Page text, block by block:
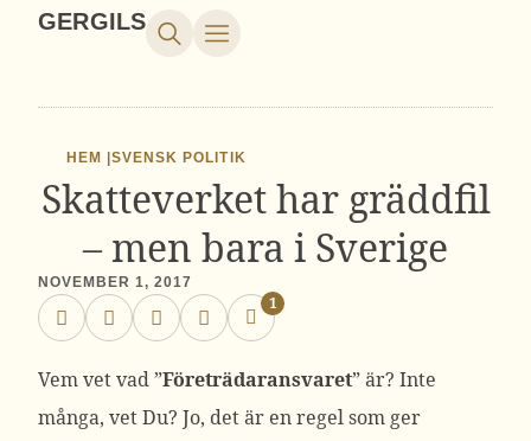
GERGILS
HEM |SVENSK POLITIK
Skatteverket har gräddfil
– men bara i Sverige
NOVEMBER 1, 2017
1
Vem vet vad ”Företrädaransvaret” är? Inte
många, vet Du? Jo, det är en regel som ger